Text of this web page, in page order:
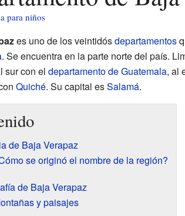
para niños
es uno de los veintidósdepartamentos
. Se encuentra en la parte norte del país.
sur con el departamento de Guatemala, al
Quiché. Su capital esSalamá.
de Baja Verapaz
se originó el nombre de la región?
de Baja Verapaz
y paisajes